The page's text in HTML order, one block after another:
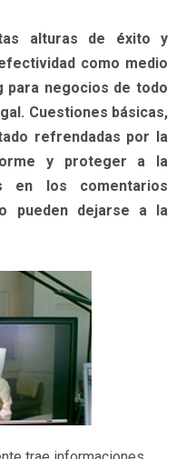
alturas de éxito y
como medio
para negocios de todo
Cuestiones básicas,
refrendadas por la
y proteger a la
en los comentarios
pueden dejarse a la